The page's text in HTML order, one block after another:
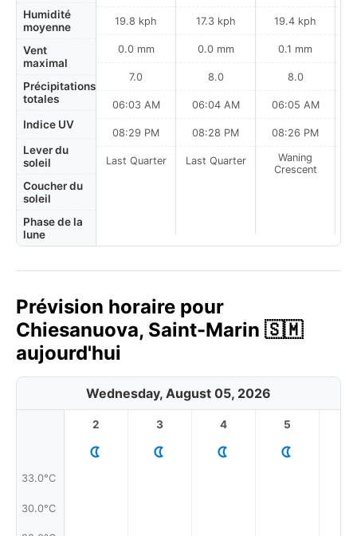
Humidité
moyenne
Vent
maximal
Précipitations
totales
Indice UV
Lever du
soleil
Coucher du
soleil
Phase de la
lune
19.8 kph
0.0 mm
7.0
06:03 AM
08:29 PM
Last Quarter
17.3 kph
0.0 mm
8.0
06:04 AM
08:28 PM
Last Quarter
19.4 kph
0.1 mm
8.0
06:05 AM
08:26 PM
Waning
Crescent
Prévision horaire pour
Chiesanuova, Saint-Marin 🇸🇲
aujourd'hui
Wednesday, August 05, 2026
33.0°C
30.0°C
2 3 4 5